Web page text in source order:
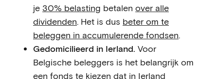
je 30% belasting betalen over alle
dividenden. Het is dus beter om te
beleggen in accumulerende fondsen.
Gedomicilieerd in Ierland. Voor
Belgische beleggers is het belangrijk om
een fonds te kiezen dat in Ierland